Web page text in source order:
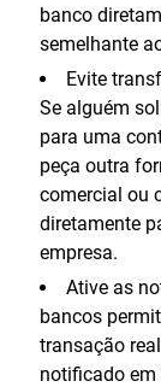
banco
semelhante
Evite
Se alguém
para uma
peça outra
comercial ou
diretamente
empresa.
Ative as
bancos
transação
notificado em